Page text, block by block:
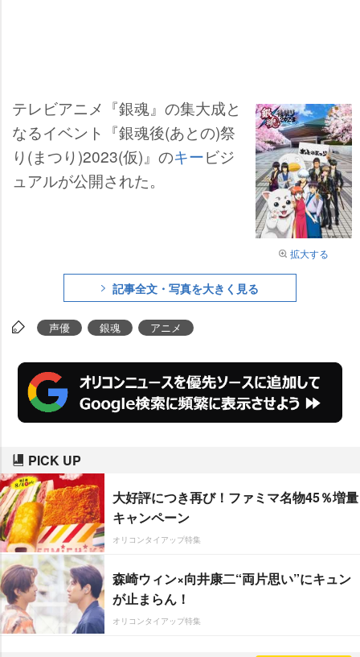
拡大する
テレビアニメ『銀魂』の集大成と
なるイベント『銀魂後(あとの)祭
り(まつり)2023(仮)』のキービジ
ュアルが公開された。
記事全文・写真を大きく見る
声優 銀魂 アニメ
PICK UP
大好評につき再び！ファミマ名物45％増量
キャンペーン
オリコンタイアップ特集
森崎ウィン×向井康二“両片思い”にキュン
が止まらん！
オリコンタイアップ特集